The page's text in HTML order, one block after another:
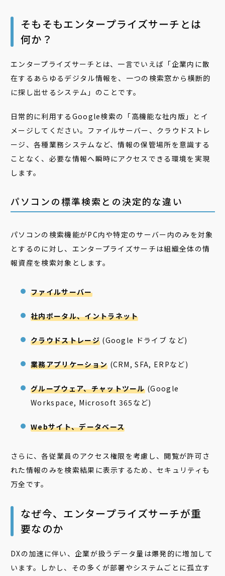
そもそもエンタープライズサーチとは
何か？
エンタープライズサーチとは、一言でいえば「企業内に散
在するあらゆるデジタル情報を、一つの検索窓から横断的
に探し出せるシステム」のことです。
日常的に利用するGoogle検索の「高機能な社内版」とイ
メージしてください。ファイルサーバー、クラウドストレ
ージ、各種業務システムなど、情報の保管場所を意識する
ことなく、必要な情報へ瞬時にアクセスできる環境を実現
します。
パソコンの標準検索との決定的な違い
パソコンの検索機能がPC内や特定のサーバー内のみを対象
とするのに対し、エンタープライズサーチは組織全体の情
報資産を検索対象とします。
ファイルサーバー
社内ポータル、イントラネット
クラウドストレージ(Google ドライブ など)
業務アプリケーション (CRM, SFA, ERPなど)
グループウェア、チャットツール(Google
Workspace, Microsoft 365など)
Webサイト、データベース
さらに、各従業員のアクセス権限を考慮し、閲覧が許可さ
れた情報のみを検索結果に表示するため、セキュリティも
万全です。
なぜ今、エンタープライズサーチが重
要なのか
DXの加速に伴い、企業が扱うデータ量は爆発的に増加して
います。しかし、その多くが部署やシステムごとに孤立す